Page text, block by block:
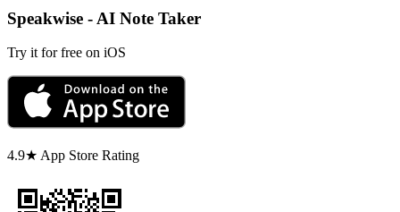
Speakwise - AI Note Taker
Try it for free on iOS
4.9★ App Store Rating